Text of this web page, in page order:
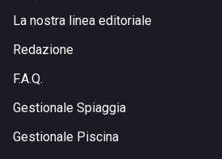
La nostra linea editoriale
Redazione
F.A.Q.
Gestionale Spiaggia
Gestionale Piscina